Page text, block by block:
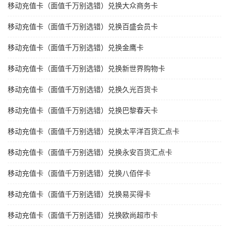
移动充值卡（面值千万别选错）兑换大众商务卡
移动充值卡（面值千万别选错）兑换百盛会员卡
移动充值卡（面值千万别选错）兑换金鹰卡
移动充值卡（面值千万别选错）兑换新世界购物卡
移动充值卡（面值千万别选错）兑换久光百货卡
移动充值卡（面值千万别选错）兑换巴黎春天卡
移动充值卡（面值千万别选错）兑换太平洋百货汇点卡
移动充值卡（面值千万别选错）兑换永安百货汇点卡
移动充值卡（面值千万别选错）兑换八佰伴卡
移动充值卡（面值千万别选错）兑换易买得卡
移动充值卡（面值千万别选错）兑换欧尚超市卡